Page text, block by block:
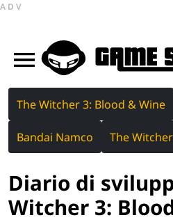
ADV
The Witcher 3: Blood & Wine
Bandai Namco The
Diario di
Witcher 3: